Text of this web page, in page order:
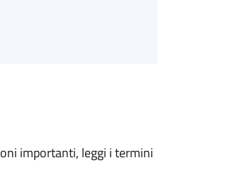
importanti, leggi i termini